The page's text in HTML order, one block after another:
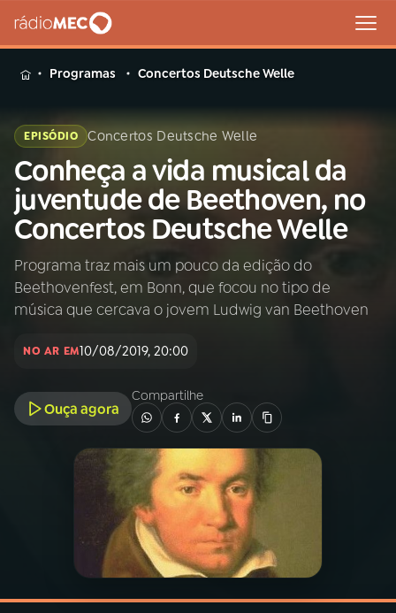
MENU
Buscar
na
Rádio
MEC
Buscar
Início AO VIVO
INÍCIO
PROGRAMAS
PODCASTS
Programas Concertos Deutsche Welle
EPISÓDIO Concertos Deutsche Welle
Conheça a vida musical da
juventude de Beethoven, no
Concertos Deutsche Welle
Programa traz mais um pouco da edição do
Beethovenfest, em Bonn, que focou no tipo de
música que cercava o jovem Ludwig van Beethoven
NO AR EM10/08/2019, 20:00
Ouça agora
Compartilhe